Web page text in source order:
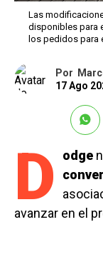
Las
disponibles para
los pedidos para
Por
17 Ago
D odge
avanzar en el